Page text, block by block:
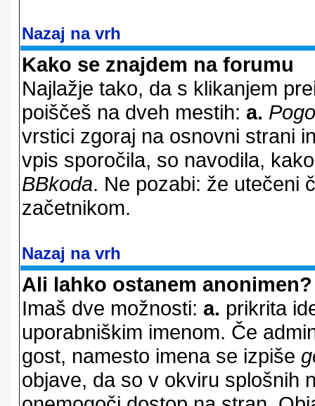
Nazaj na vrh
Kako se znajdem na forumu
Najlažje tako, da s klikanjem
poiščeš na dveh mestih: a.
vrstici zgoraj na osnovni strani
vpis sporočila, so navodila,
BBkoda. Ne pozabi: že utečeni
začetnikom.
Nazaj na vrh
Ali lahko ostanem anonimen?
Imaš dve možnosti: a. prikrita
uporabniškim imenom. Če
gost, namesto imena se izpiše
objave, da so v okviru splošnih